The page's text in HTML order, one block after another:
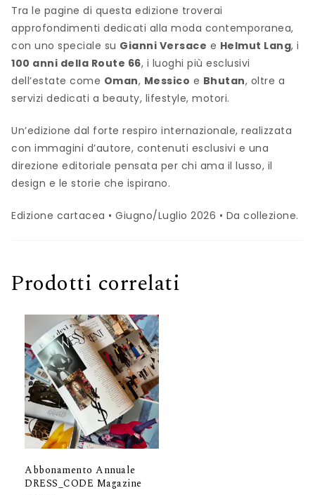
Tra le pagine di questa edizione troverai
approfondimenti dedicati alla moda contemporanea,
con uno speciale su Gianni Versace e Helmut Lang, i
100 anni della Route 66, i luoghi più esclusivi
dell’estate come Oman, Messico e Bhutan, oltre a
servizi dedicati a beauty, lifestyle, motori.
Un’edizione dal forte respiro internazionale, realizzata
con immagini d’autore, contenuti esclusivi e una
direzione editoriale pensata per chi ama il lusso, il
design e le storie che ispirano.
Edizione cartacea • Giugno/Luglio 2026 • Da collezione.
Prodotti correlati
Abbonamento Annuale
DRESS_CODE Magazine